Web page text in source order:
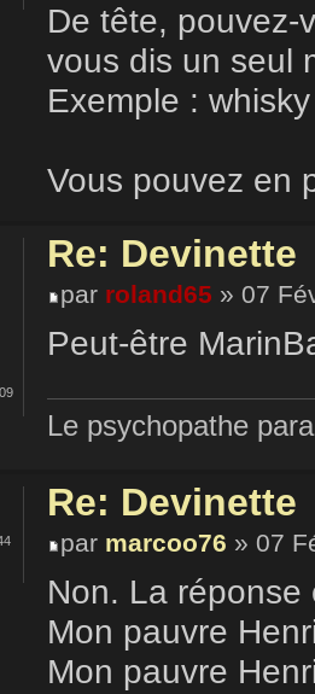
De tête, pouvez-
vous dis un seul
Exemple : whisky
Vous pouvez en
Re: Devinette
par roland65 » 07
Peut-être
Le psychopathe
Re: Devinette
par marcoo76 » 07
Non. La réponse
Mon pauvre
Mon pauvre